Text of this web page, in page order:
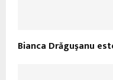
Bianca Drăguşanu